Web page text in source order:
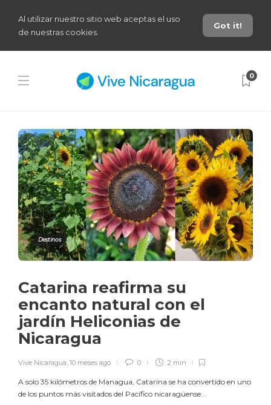
Al utilizar nuestro sitio web aceptas el uso
de nuestras cookies.
Got it!
0
Destinos
Catarina reafirma su
encanto natural con el
jardín Heliconias de
Nicaragua
Vive Nicaragua, 10 meses ago 0 2 min
A solo 35 kilómetros de Managua, Catarina se ha convertido en uno
de los puntos más visitados del Pacífico nicaragüense...